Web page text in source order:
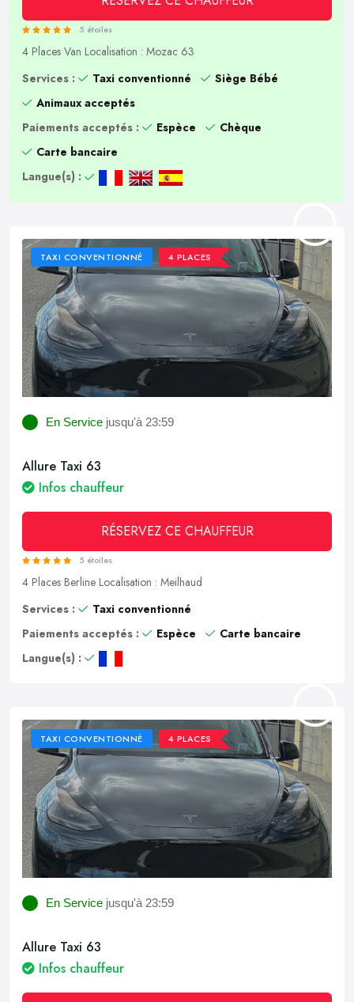
5 étoiles
4 Places Van Localisation : Mozac 63
Services :
Taxi conventionné
Siège Bébé
Animaux acceptés
Paiements acceptés :
Espèce
Chèque
Carte bancaire
Langue(s) :
TAXI CONVENTIONNÉ 4 PLACES
En Service jusqu'à 23:59
Allure Taxi 63
Infos chauffeur
RÉSERVEZ CE CHAUFFEUR
5 étoiles
4 Places Berline Localisation : Meilhaud
Services :
Taxi conventionné
Paiements acceptés :
Espèce
Carte bancaire
Langue(s) :
TAXI CONVENTIONNÉ 4 PLACES
En Service jusqu'à 23:59
Allure Taxi 63
Infos chauffeur